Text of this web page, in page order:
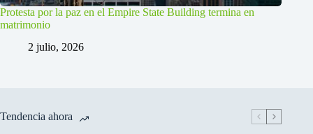
Protesta por la paz en el Empire State Building termina en
matrimonio
2 julio, 2026
Tendencia ahora